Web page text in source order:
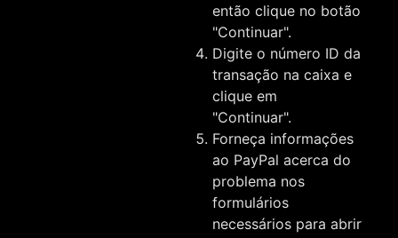
então clique no botão
"Continuar".
Digite o número ID da
transação na caixa e
clique em
"Continuar".
Forneça informações
ao PayPal acerca do
problema nos
formulários
necessários para abrir